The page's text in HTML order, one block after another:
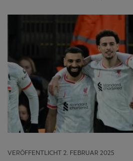
VERÖFFENTLICHT
2. FEBRUAR 2025